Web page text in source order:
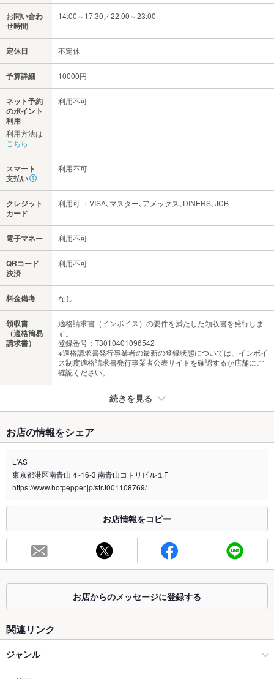
お問い合わ
せ時間
14:00～17:30／22:00～23:00
定休日 不定休
予算詳細 10000円
ネット予約
のポイント
利用
利用方法は
こちら
利用不可
スマート
支払い
利用不可
クレジット
カード
利用可 ：VISA､マスター､アメックス､DINERS､JCB
電子マネー 利用不可
QRコード
決済
利用不可
料金備考 なし
領収書
（適格簡易
請求書）
適格請求書（インボイス）の要件を満たした領収書を発行しま
す。
登録番号：T3010401096542
※適格請求書発行事業者の最新の登録状態については、インボイ
ス制度適格請求書発行事業者公表サイトを確認するか店舗にご
確認ください。
続きを見る
禁煙・喫煙
全席禁煙
喫煙専用室 なし
合わせください。
お席
容人数
個室 なし ：-
座敷
掘りごたつ
お店の情報をシェア
L'AS
東京都港区南青山４-16-3 南青山コトリビル１F
https://www.hotpepper.jp/strJ001108769/
お店情報をコピー
お店からのメッセージに登録する
関連リンク
ジャンル